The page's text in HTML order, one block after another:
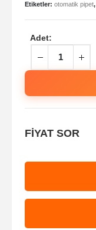
Etiketler: otomatik pipet,
Adet:
FİYAT SOR